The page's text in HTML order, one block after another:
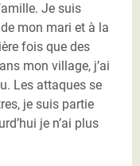
Je suis
mon mari et à la
fois que des
mon village, j’ai
Les attaques se
je suis partie
je n’ai plus